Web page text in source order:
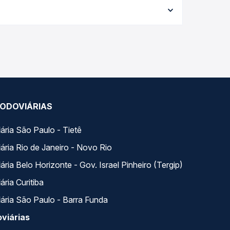
oferta para o seu roteiro.
São Paulo - Tietê
Rio de Janeiro - Novo Rio
Belo Horizonte - Gov. Israel Pinheiro (Tergip)
Curitiba
São Paulo - Barra Funda